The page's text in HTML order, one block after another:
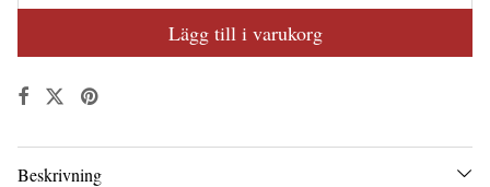
Lägg till i varukorg
Beskrivning